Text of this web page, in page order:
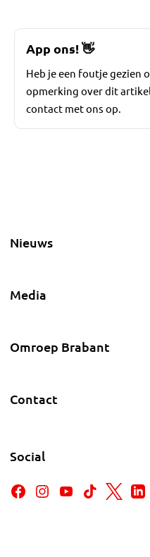
App ons!👋
Heb je een foutje gezien
opmerking over dit
contact met ons op.
Nieuws
Media
Omroep Brabant
Contact
Social